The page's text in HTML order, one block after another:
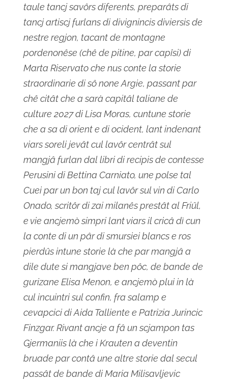
taule tancj savôrs diferents, preparâts di
tancj artiscj furlans di divignincis diviersis de
nestre regjon, tacant de montagne
pordenonêse (chê de pitine, par capîsi) di
Marta Riservato che nus conte la storie
straordinarie di sô none Argie, passant par
chê citât che a sarà capitâl taliane de
culture 2027 di Lisa Moras, cuntune storie
che a sa di orient e di ocident, lant indenant
viars soreli jevât cul lavôr centrât sul
mangjâ furlan dal libri di recipis de contesse
Perusini di Bettina Carniato, une polse tal
Cuei par un bon taj cul lavôr sul vin di Carlo
Onado, scritôr di zai milanês prestât al Friûl,
e vie ancjemò simpri lant viars il cricâ dì cun
la conte di un pâr di smursiei blancs e ros
pierdûs intune storie là che par mangjâ a
dile dute si mangjave ben pôc, de bande de
gurizane Elisa Menon, e ancjemò plui in là
cul incuintri sul confin, fra salamp e
cevapcici di Aida Talliente e Patrizia Jurincic
Finzgar. Rivant ancje a fâ un scjampon tas
Gjermaniis là che i Krauten a deventin
bruade par contâ une altre storie dal secul
passât de bande di Maria Milisavljevic